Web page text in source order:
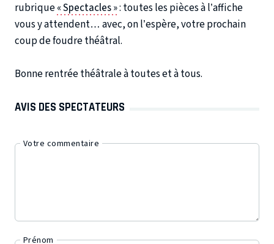
rubrique« Spectacles »: toutes les pièces à l’affiche
vous y attendent… avec, on l’espère, votre prochain
coup de foudre théâtral.
Bonne rentrée théâtrale à toutes et à tous.
AVIS DES SPECTATEURS
Votre commentaire
Prénom